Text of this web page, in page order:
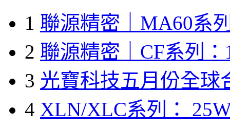
1 聯源精密｜MA60系
2 聯源精密｜CF系列：
3 光寶科技五月份全球
4 XLN/XLC系列：